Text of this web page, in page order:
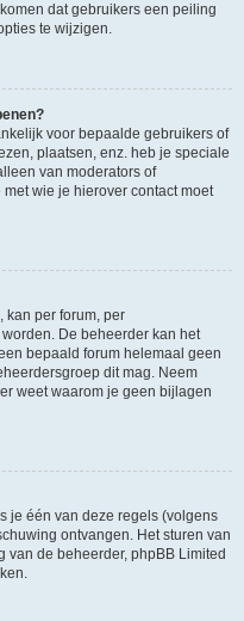
dat gebruikers een peiling
te wijzigen.
voor bepaalde gebruikers of
plaatsen, enz. heb je speciale
van moderators of
wie je hierover contact moet
kan per forum, per
De beheerder kan het
bepaald forum helemaal geen
dit mag. Neem
weet waarom je geen bijlagen
je één van deze regels (volgens
ontvangen. Het sturen van
de beheerder, phpBB Limited